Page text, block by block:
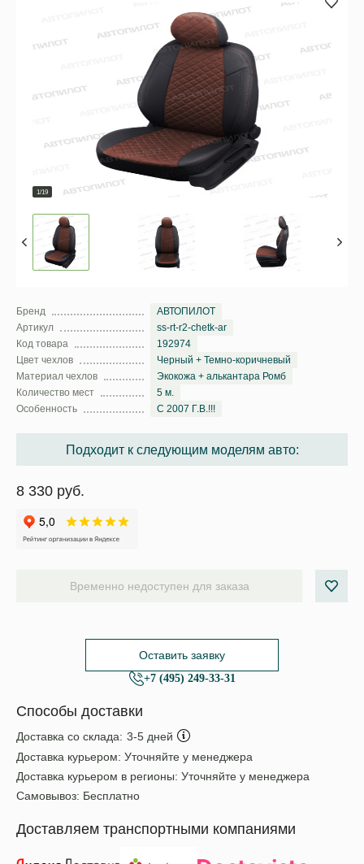
1/19
Бренд
АВТОПИЛОТ
Артикул
ss-rt-r2-chetk-ar
Код товара
192974
Цвет чехлов
Черный + Темно-коричневый
Материал чехлов
Экокожа + алькантара Ромб
Количество мест
5 м.
Особенность
С 2007 Г.В.!!!
Подходит к следующим моделям авто:
8 330 руб.
Временно недоступен для заказа
Оставить заявку
+7 (495) 249-33-31
Способы доставки
Доставка со склада: 3-5 дней
Доставка курьером: Уточняйте у менеджера
Доставка курьером в регионы: Уточняйте у менеджера
Самовывоз: Бесплатно
Доставляем транспортными компаниями